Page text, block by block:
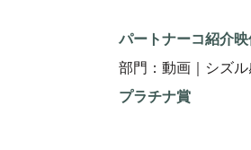
パートナーコ紹介映
部門：動画｜シズル
プラチナ賞